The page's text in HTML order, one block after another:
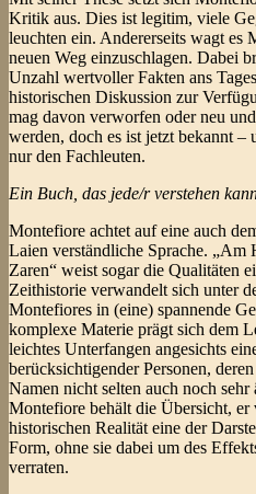
Kritik aus. Dies ist legitim, viele
leuchten ein. Andererseits wagt es
neuen Weg einzuschlagen. Dabei
Unzahl wertvoller Fakten ans
historischen Diskussion zur
mag davon verworfen oder neu
werden, doch es ist jetzt bekannt –
nur den Fachleuten.
Ein Buch, das jede/r verstehen
Montefiore achtet auf eine auch
Laien verständliche Sprache. „Am
Zaren“ weist sogar die Qualitäten
Zeithistorie verwandelt sich unter
Montefiores in (eine) spannende
komplexe Materie prägt sich dem
leichtes Unterfangen angesichts
berücksichtigender Personen,
Namen nicht selten auch noch
Montefiore behält die Übersicht, er
historischen Realität eine der
Form, ohne sie dabei um des
verraten.